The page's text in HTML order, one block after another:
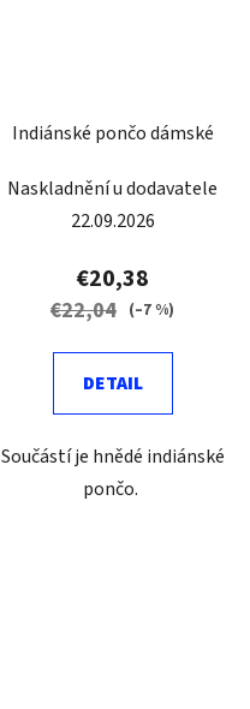
Indiánské pončo dámské
Naskladnění u dodavatele
22.09.2026
€20,38
€22,04 (–7 %)
DETAIL
Součástí je hnědé indiánské
pončo.